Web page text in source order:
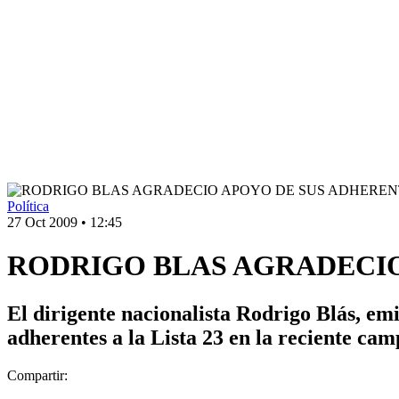
Política
27 Oct 2009 • 12:45
RODRIGO BLAS
El dirigente nacionalista Rodrigo Blás,
adherentes a la Lista 23 en la reciente
Compartir: